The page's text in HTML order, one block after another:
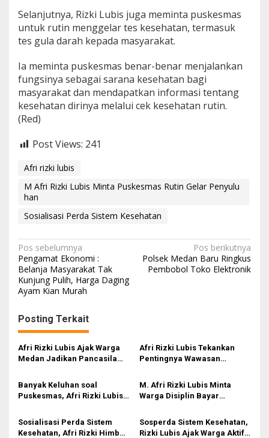
Selanjutnya, Rizki Lubis juga meminta puskesmas
untuk rutin menggelar tes kesehatan, termasuk
tes gula darah kepada masyarakat.
Ia meminta puskesmas benar-benar menjalankan
fungsinya sebagai sarana kesehatan bagi
masyarakat dan mendapatkan informasi tentang
kesehatan dirinya melalui cek kesehatan rutin.
(Red)
Post Views: 241
Afri rizki lubis
M Afri Rizki Lubis Minta Puskesmas Rutin Gelar Penyulu
han
Sosialisasi Perda Sistem Kesehatan
N
a
v
g
a
s
p
o
s
Pos sebelumnya
Pengamat Ekonomi :
Belanja Masyarakat Tak
Kunjung Pulih, Harga Daging
Ayam Kian Murah
Pos berikutnya
Polsek Medan Baru Ringkus
Pembobol Toko Elektronik
Posting Terkait
Afri Rizki Lubis Ajak Warga
Medan Jadikan Pancasila
Perpecahan di Era Digital
Afri Rizki Lubis Tekankan
Pentingnya Wawasan
Nilai Pancasila di Tengah Era
Banyak Keluhan soal
Puskesmas, Afri Rizki Lubis
Medan
M. Afri Rizki Lubis Minta
Warga Disiplin Bayar
Rusak di Medan Tuntungan
Ikut Disorot
Sosialisasi Perda Sistem
Kesehatan, Afri Rizki Himbau
Sosperda Sistem Kesehatan,
Rizki Lubis Ajak Warga Aktif